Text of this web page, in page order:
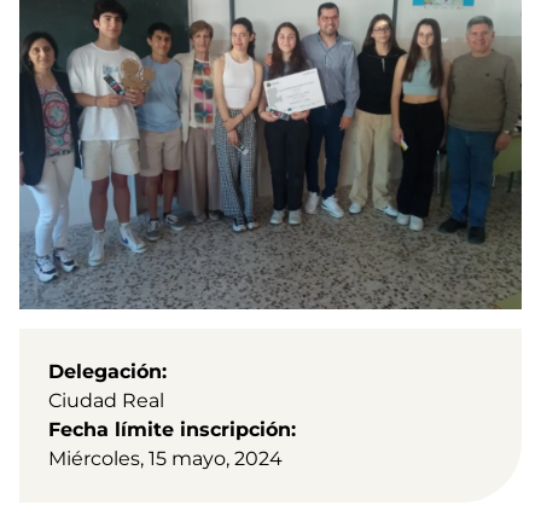
Delegación
Ciudad Real
Fecha límite inscripción
Miércoles, 15 mayo, 2024